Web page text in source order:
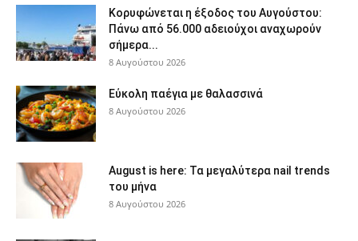
Κορυφώνεται η έξοδος του Αυγούστου:
Πάνω από 56.000 αδειούχοι αναχωρούν
σήμερα...
8 Αυγούστου 2026
Εύκολη παέγια με θαλασσινά
8 Αυγούστου 2026
August is here: Τα μεγαλύτερα nail trends
του μήνα
8 Αυγούστου 2026